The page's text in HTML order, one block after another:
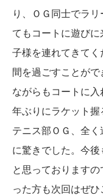
り、ＯＧ同士でラ
てもコートに遊び
子様を連れてきて
間を過ごすことが
ながらもコートに
年ぶりにラケット
テニス部ＯＧ、全
に驚きでした。今
と思っております
った方も次回はぜ